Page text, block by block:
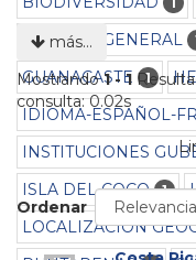
CULTURA GENERAL
GUANACASTE 1
IDIOMA-ESPAÑOL-
INSTITUCIONES
ISLA DEL COCO 1
LOCALIZACIÓN
más…
Mostrando1 - 1
consulta: 0.02s
Ordenar